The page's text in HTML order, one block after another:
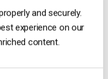
and securely.
experience on our
content.
de ce vaste
diffusion de contenu
d’augmentation du